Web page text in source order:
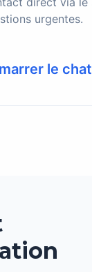
urgentes.
le chat